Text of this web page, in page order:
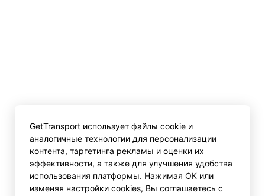
GetTransport использует файлы cookie и
аналогичные технологии для персонализации
контента, таргетинга рекламы и оценки их
эффективности, а также для улучшения удобства
использования платформы. Нажимая ОК или
изменяя настройки cookies, Вы соглашаетесь с